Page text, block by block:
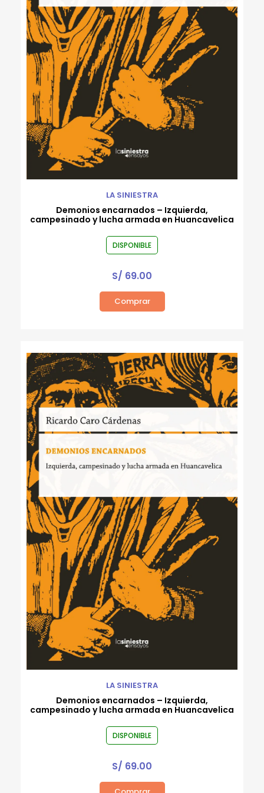
Rafael Flórez-Estrada
Robert Gammon
Roberto Bernui
Roberto Reyes Tarazona
Rodrigo Luque
Ronald Rivera Cachique
Rossana Sala
Valeria Venegas
Varios autores
Wayo Saravia
LA SINIESTRA
Demonios encarnados – Izquierda,
campesinado y lucha armada en Huancavelica
DISPONIBLE
S/ 69.00
Comprar
LA SINIESTRA
Demonios encarnados – Izquierda,
campesinado y lucha armada en Huancavelica
DISPONIBLE
S/ 69.00